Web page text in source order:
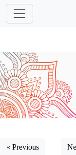
« Previous